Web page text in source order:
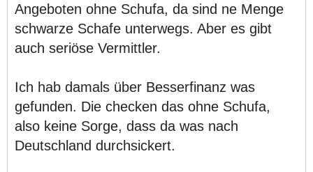
Angeboten ohne Schufa, da sind ne Menge
schwarze Schafe unterwegs. Aber es gibt
auch seriöse Vermittler.
Ich hab damals über Besserfinanz was
gefunden. Die checken das ohne Schufa,
also keine Sorge, dass da was nach
Deutschland durchsickert.